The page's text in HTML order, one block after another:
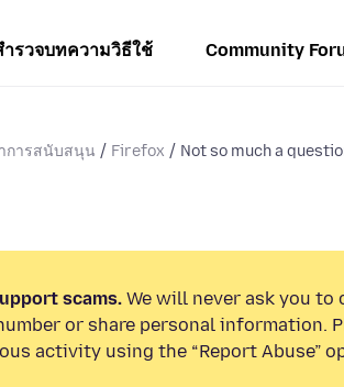
ำรวจบทความวิธีใช้ Community
การสนับสนุน Firefox Not so much a
scams. We will never ask you to
or share personal information.
activity using the “Report Abuse”